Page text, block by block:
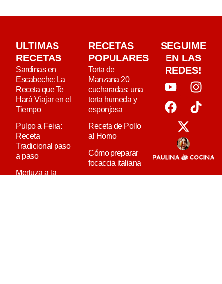
ULTIMAS
RECETAS
Sardinas en
Escabeche: La
Receta que Te
Hará Viajar en el
Tiempo
Pulpo a Feira:
Receta
Tradicional paso
a paso
Merluza a la
RECETAS
POPULARES
Torta de
Manzana 20
cucharadas: una
torta húmeda y
esponjosa
Receta de Pollo
al Horno
Cómo preparar
focaccia italiana
SEGUIME
EN LAS
REDES!